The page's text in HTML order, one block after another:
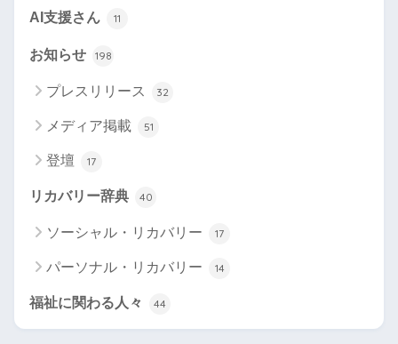
AI支援さん 11
お知らせ 198
プレスリリース 32
メディア掲載 51
登壇 17
リカバリー辞典 40
ソーシャル・リカバリー 17
パーソナル・リカバリー 14
福祉に関わる人々 44